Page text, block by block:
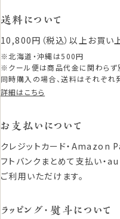
送料について
10,800円（税込）以上お買い
※北海道・沖縄は500円
※クール便は商品代金に関わらず
同時購入の場合、送料はそれぞれ
詳細はこちら
お支払いについて
クレジットカード・Amazon
フトバンクまとめて支払い・
ご利用いただけます。
ラッピング・熨斗について